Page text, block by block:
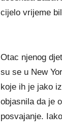
cijelo vrijeme
Otac njenog
su se u New
koje ih je jako
objasnila da je
posvajanje.